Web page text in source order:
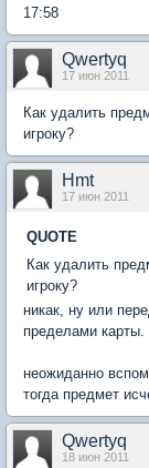
17:58
Qwertyq
17 июн 2011
Как удалить
игроку?
Hmt
17 июн 2011
QUOTE
Как удалить
игроку?
никак, ну или
пределами карты.
неожиданно
тогда предмет
Qwertyq
18 июн 2011